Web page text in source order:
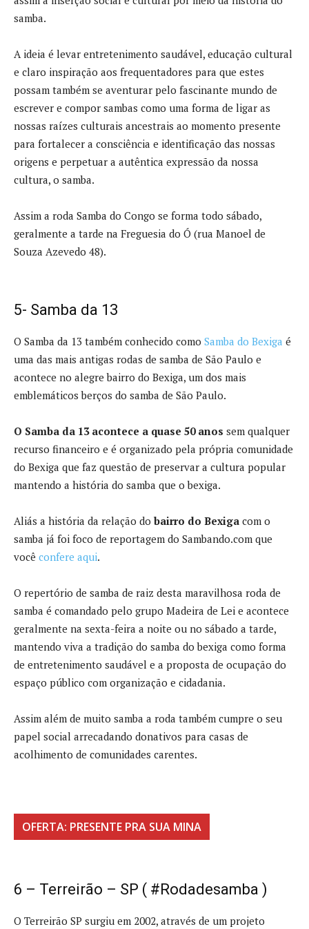
samba.
A ideia é levar entretenimento saudável, educação cultural
e claro inspiração aos frequentadores para que estes
possam também se aventurar pelo fascinante mundo de
escrever e compor sambas como uma forma de ligar as
nossas raízes culturais ancestrais ao momento presente
para fortalecer a consciência e identificação das nossas
origens e perpetuar a autêntica expressão da nossa
cultura, o samba.
Assim a roda Samba do Congo se forma todo sábado,
geralmente a tarde na Freguesia do Ó (rua Manoel de
Souza Azevedo 48).
5- Samba da 13
O Samba da 13 também conhecido como Samba do Bexiga é
uma das mais antigas rodas de samba de São Paulo e
acontece no alegre bairro do Bexiga, um dos mais
emblemáticos berços do samba de São Paulo.
O Samba da 13 acontece a quase 50 anos sem qualquer
recurso financeiro e é organizado pela própria comunidade
do Bexiga que faz questão de preservar a cultura popular
mantendo a história do samba que o bexiga.
Aliás a história da relação do bairro do Bexiga com o
samba já foi foco de reportagem do Sambando.com que
você confere aqui.
O repertório de samba de raiz desta maravilhosa roda de
samba é comandado pelo grupo Madeira de Lei e acontece
geralmente na sexta-feira a noite ou no sábado a tarde,
mantendo viva a tradição do samba do bexiga como forma
de entretenimento saudável e a proposta de ocupação do
espaço público com organização e cidadania.
Assim além de muito samba a roda também cumpre o seu
papel social arrecadando donativos para casas de
acolhimento de comunidades carentes.
OFERTA: PRESENTE PRA SUA MINA
6 – Terreirão – SP ( #Rodadesamba )
O Terreirão SP surgiu em 2002, através de um projeto